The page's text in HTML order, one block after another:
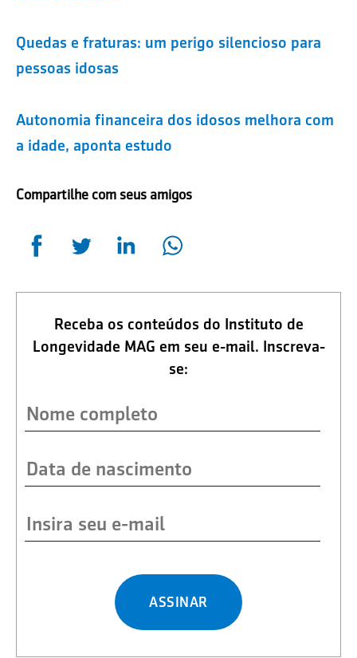
Quedas e fraturas: um perigo silencioso para
pessoas idosas
Autonomia financeira dos idosos melhora com
a idade, aponta estudo
Compartilhe com seus amigos
Receba os conteúdos do Instituto de
Longevidade MAG em seu e-mail. Inscreva-
se:
ASSINAR